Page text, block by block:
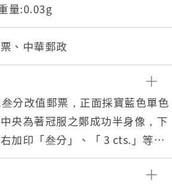
量:0.03g
、中華郵政
分改值郵票，正面採寶藍色單色
央為著冠服之鄭成功半身像，下
加印「叁分」、「 3 cts.」等紅
蓋紅色回紋。郵票之圖像印刷略